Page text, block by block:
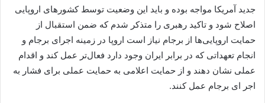
جدید آمریکا مواجه بوده و باید این وضعیت توسط کشورهای اروپایی
اصلاح شود و تاکید رهبری را متذکر شدم که ضمن استقبال از
حمایت اروپایی‌ها از برجام نیاز است اروپا در زمینه اجرای برجام و
انجام تعهداتی که در برابر ایران وجود دارد فعال‌تر عمل کند و اقدام
عملی نشان دهند و از حمایت اعلامی به حمایت عملی برای فشار به
اجر ای برجام عمل کنند.